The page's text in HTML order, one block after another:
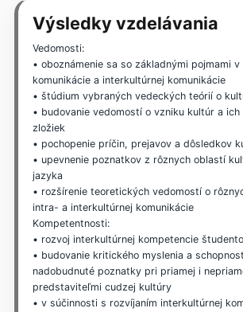
Výsledky vzdelávania
Vedomosti:
• oboznámenie sa so základnými pojmami
komunikácie a interkultúrnej komunikácie
• štúdium vybraných vedeckých teórií o
• budovanie vedomostí o vzniku kultúr a
zložiek
• pochopenie príčin, prejavov a dôsledkov
• upevnenie poznatkov z rôznych oblastí
jazyka
• rozšírenie teoretických vedomostí o
intra- a interkultúrnej komunikácie
Kompetentnosti:
• rozvoj interkultúrnej kompetencie
• budovanie kritického myslenia a
nadobudnuté poznatky pri priamej i
predstaviteľmi cudzej kultúry
• v súčinnosti s rozvíjaním interkultúrnej